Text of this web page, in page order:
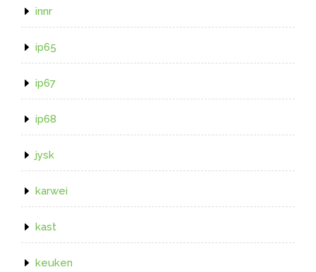
innr
ip65
ip67
ip68
jysk
karwei
kast
keuken